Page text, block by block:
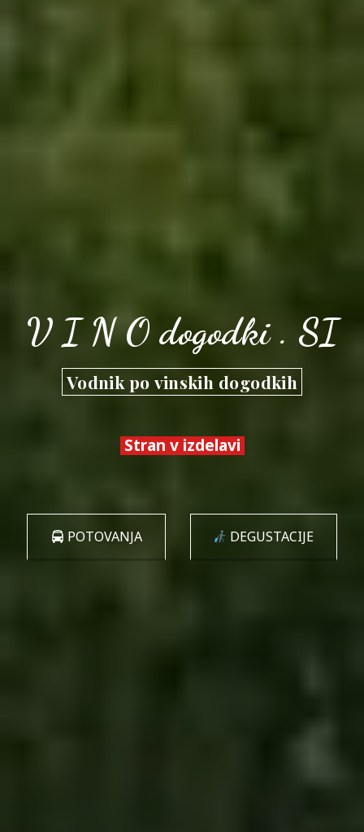
V I N O dogodki . SI
Vodnik po vinskih dogodkih
Stran v izdelavi
POTOVANJA DEGUSTACIJE